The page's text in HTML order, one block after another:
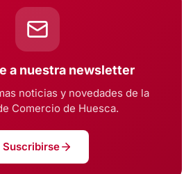
a nuestra newsletter
noticias y novedades de la
Comercio de Huesca.
Suscribirse